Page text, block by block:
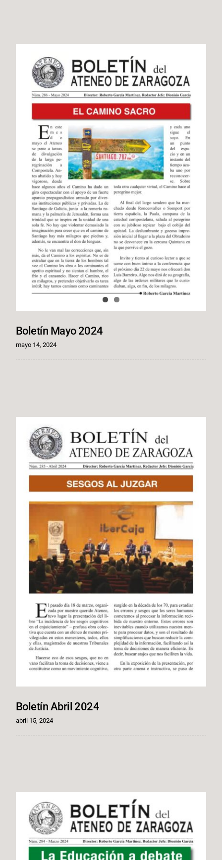
Boletín Mayo 2024
mayo 14, 2024
Boletín Abril 2024
abril 15, 2024